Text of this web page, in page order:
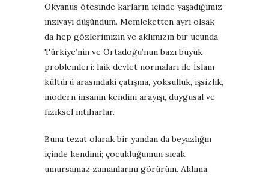
Okyanus ötesinde karların içinde yaşadığımız
inzivayı düşündüm. Memleketten ayrı olsak
da hep gözlerimizin ve aklımızın bir ucunda
Türkiye’nin ve Ortadoğu’nun bazı büyük
problemleri: laik devlet normaları ile İslam
kültürü arasındaki çatışma, yoksulluk, işsizlik,
modern insanın kendini arayışı, duygusal ve
fiziksel intiharlar.
Buna tezat olarak bir yandan da beyazlığın
içinde kendimi; çocukluğumun sıcak,
umursamaz zamanlarını görürüm. Aklıma